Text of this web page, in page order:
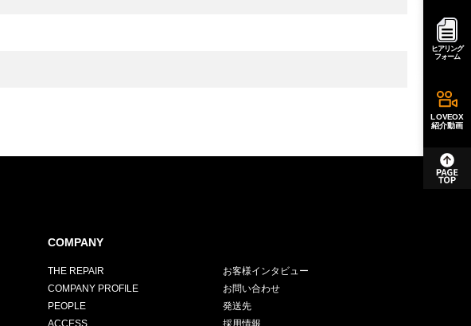
ヒアリング
フォーム
LOVEOX
紹介動画
COMPANY
THE REPAIR
COMPANY PROFILE
PEOPLE
ACCESS
お客様インタビュー
お問い合わせ
発送先
採用情報